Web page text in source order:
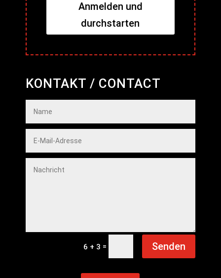
Anmelden und
durchstarten
KONTAKT / CONTACT
6 + 3 = Senden